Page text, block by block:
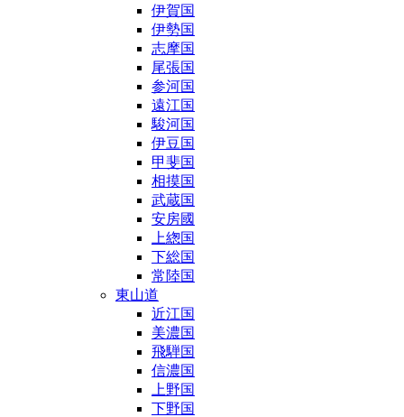
伊賀国
伊勢国
志摩国
尾張国
参河国
遠江国
駿河国
伊豆国
甲斐国
相摸国
武蔵国
安房國
上緫国
下総国
常陸国
東山道
近江国
美濃国
飛騨国
信濃国
上野国
下野国